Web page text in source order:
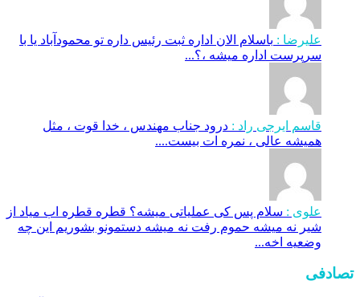
علیرضا : باسلام الان اداره ثبت رئیس داره تو محمودآباد یا با
سرپرست اداره میشه ،؟...
قاسم ایرجی راد : درود جناب مهندس ، خدا قوت ، مثل
همیشه عالی ، نمره ات بیست....
علوی : سلام پس کی عملیاتی میشه؟ قطره قطره اب میاد از
شیر نه میشه حموم رفت نه میشه دستمونو بشوریم این چه
وضعیه اخه...
تصادفی